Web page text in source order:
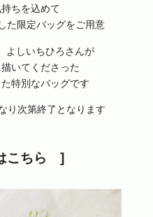
ちを込めて
た限定バッグをご用意
よしいちひろさんが
いてくださった
特別なバッグです
り次第終了となります
こちら